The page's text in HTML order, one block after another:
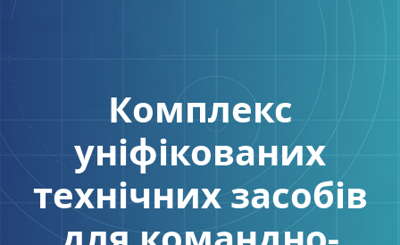
Комплекс
уніфікованих
технічних засобів